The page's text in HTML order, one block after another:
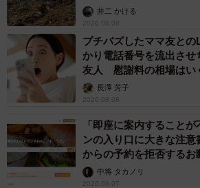
確かに、最低限の事は必要なのですが
った今、ずっと監視をするというのは
多くのご家庭で、子どもが所有する
ュリティソフトを導入したり、適切な
ず確認してほしいのですが、それとと
クレジットカードが設定されていない
態になっていないかをこの機会にチェ
るか井二 かける
2026.08.08
プチバズしたママ友と
かり電話番号を流出させ
友人 慰謝料の相場はい
解説】長澤 芳子
2026.08.08
「即座に案内すること
ンの入り口に大きな注
からの予約を拒否するお
中将 タカノリ
2026.08.07